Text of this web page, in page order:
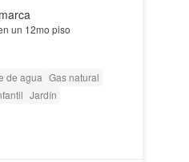
un 12mo piso
de agua Gas natural
Jardín